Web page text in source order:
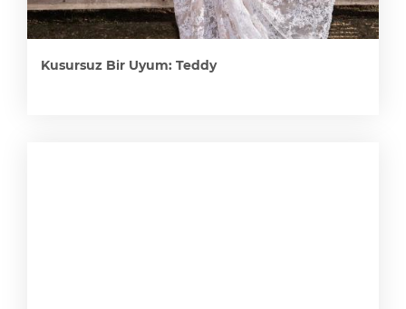
Kusursuz Bir Uyum: Teddy